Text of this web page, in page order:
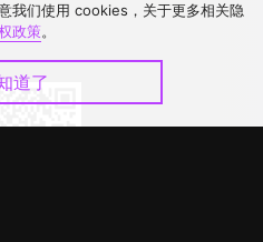
我们使用 cookies，关于更多相关隐
政策。
道了